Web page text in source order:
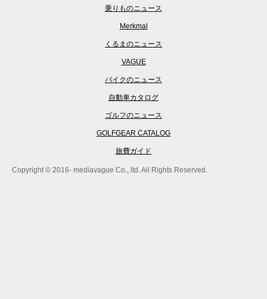
乗りものニュース
Merkmal
くるまのニュース
VAGUE
バイクのニュース
自動車カタログ
ゴルフのニュース
GOLFGEAR CATALOG
旅費ガイド
Copyright © 2016- mediavague Co., ltd. All Rights Reserved.